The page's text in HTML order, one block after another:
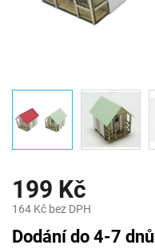
199 Kč
164 Kč bez DPH
Měrná
cena:
Dodání do 4-7 dnů